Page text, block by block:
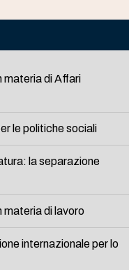
materia di Affari
le politiche sociali
la separazione
materia di lavoro
internazionale per lo